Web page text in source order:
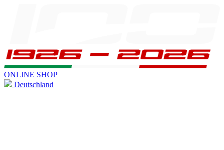
ONLINE SHOP
Deutschland